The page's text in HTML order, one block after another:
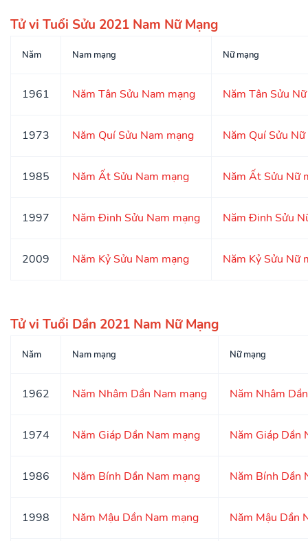
Tử vi Tuổi Sửu 2021 Nam Nữ Mạng
Năm Nam mạng Nữ mạng
1961 Năm Tân Sửu Nam mạng Năm Tân Sửu
1973 Năm Quí Sửu Nam mạng Năm Quí Sửu
1985 Năm Ất Sửu Nam mạng Năm Ất Sửu Nữ
1997 Năm Đinh Sửu Nam mạng Năm Đinh Sửu
2009 Năm Kỷ Sửu Nam mạng Năm Kỷ Sửu Nữ
Tử vi Tuổi Dần 2021 Nam Nữ Mạng
Năm Nam mạng Nữ mạng
1962 Năm Nhâm Dần Nam mạng Năm Nhâm
1974 Năm Giáp Dần Nam mạng Năm Giáp Dần
1986 Năm Bính Dần Nam mạng Năm Bính Dần
1998 Năm Mậu Dần Nam mạng Năm Mậu Dần